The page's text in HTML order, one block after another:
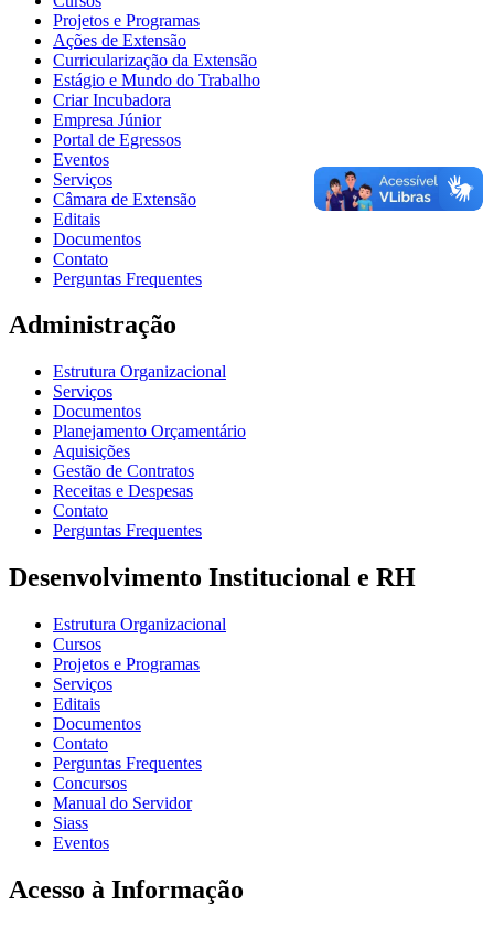
Projetos e Programas
Ações de Extensão
Curricularização da Extensão
Estágio e Mundo do Trabalho
Criar Incubadora
Empresa Júnior
Portal de Egressos
Eventos
Serviços
Câmara de Extensão
Editais
Documentos
Contato
Perguntas Frequentes
Administração
Estrutura Organizacional
Serviços
Documentos
Planejamento Orçamentário
Aquisições
Gestão de Contratos
Receitas e Despesas
Contato
Perguntas Frequentes
Desenvolvimento Institucional e RH
Estrutura Organizacional
Cursos
Projetos e Programas
Serviços
Editais
Documentos
Contato
Perguntas Frequentes
Concursos
Manual do Servidor
Siass
Eventos
Acesso à Informação